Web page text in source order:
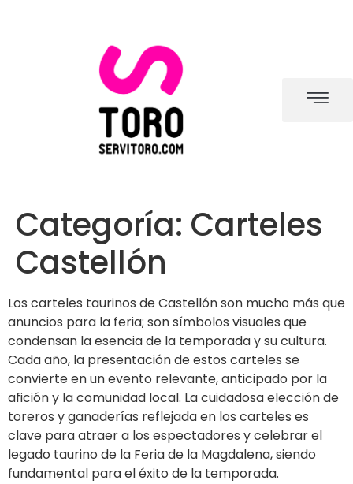
Categoría: Carteles
Castellón
Los carteles taurinos de Castellón son mucho más que
anuncios para la feria; son símbolos visuales que
condensan la esencia de la temporada y su cultura.
Cada año, la presentación de estos carteles se
convierte en un evento relevante, anticipado por la
afición y la comunidad local. La cuidadosa elección de
toreros y ganaderías reflejada en los carteles es
clave para atraer a los espectadores y celebrar el
legado taurino de la Feria de la Magdalena, siendo
fundamental para el éxito de la temporada.